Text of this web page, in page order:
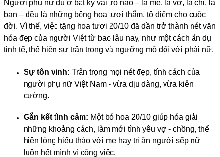
Người phụ nữ dù ở bất kỳ vai trò nào – là mẹ, là vợ, là chị, là
bạn – đều là những bông hoa tươi thắm, tô điểm cho cuộc
đời. Vì thế, việc tặng hoa tươi 20/10 đã dần trở thành nét văn
hóa đẹp của người Việt từ bao lâu nay, như một cách ẩn dụ
tinh tế, thể hiện sự trân trọng và ngưỡng mộ đối với phái nữ.
Sự tôn vinh: Trân trọng mọi nét đẹp, tính cách của
người phụ nữ Việt Nam - vừa dịu dàng, vừa kiên
cường.
Gắn kết tình cảm: Một bó hoa 20/10 giúp hóa giải
những khoảng cách, làm mới tình yêu vợ - chồng, thể
hiện lòng hiếu thảo với mẹ hay tri ân người sếp nữ
luôn hết mình vì công việc.